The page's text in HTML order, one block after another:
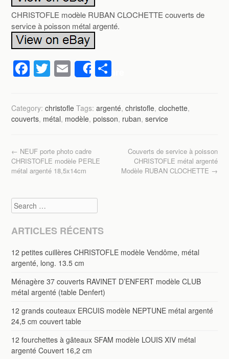
CHRISTOFLE modèle RUBAN CLOCHETTE couverts de
service à poisson métal argenté.
F
c
e
o
o
T
tt
er
E
m
ail
Share
ta
g
Category:christofle Tags:argenté,christofle,clochette,
couverts, métal, modèle,poisson, ruban,service
Post navigation
← NEUF porte photo cadre
CHRISTOFLE modèle PERLE
métal argenté 18,5x14cm
Couverts de service à poisson
CHRISTOFLE métal argenté
Modèle RUBAN CLOCHETTE →
Search
ARTICLES RÉCENTS
12 petites cuillères CHRISTOFLE modèle Vendôme, métal
argenté, long. 13.5 cm
Ménagère 37 couverts RAVINET D’ENFERT modèle CLUB
métal argenté (table Denfert)
12 grands couteaux ERCUIS modèle NEPTUNE métal argenté
24,5 cm couvert table
12 fourchettes à gâteaux SFAM modèle LOUIS XIV métal
argenté Couvert 16,2 cm